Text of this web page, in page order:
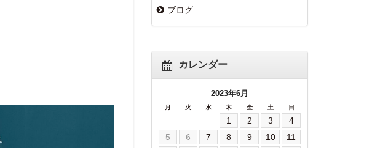
ブログ
カレンダー
2023年6月
月 火 水 木 金 土 日
1 2 3
4
5
6 7 8 9 10
11